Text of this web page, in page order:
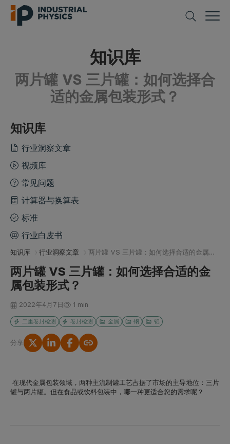
知识库
两片罐 VS 三片罐：如何选择合
适的金属包装形式？
知识库
行业洞察文章
视频库
常见问题
计算器与换算表
标准
行业白皮书
知识库 行业洞察文章 两片罐 VS 三片罐：如何选择合适的金属包装形式？
两片罐 VS 三片罐：如何选择合适的金
属包装形式？
2022年4月7日 1 min
二重卷封检测 卷封检测 金属 钢 铝
分享 复制链接
在现代金属包装领域，两种主流制罐工艺占据了市场的主导地位： 三片
罐与两片罐。但在食品或饮料包装中，哪一种更适合您的需求呢？